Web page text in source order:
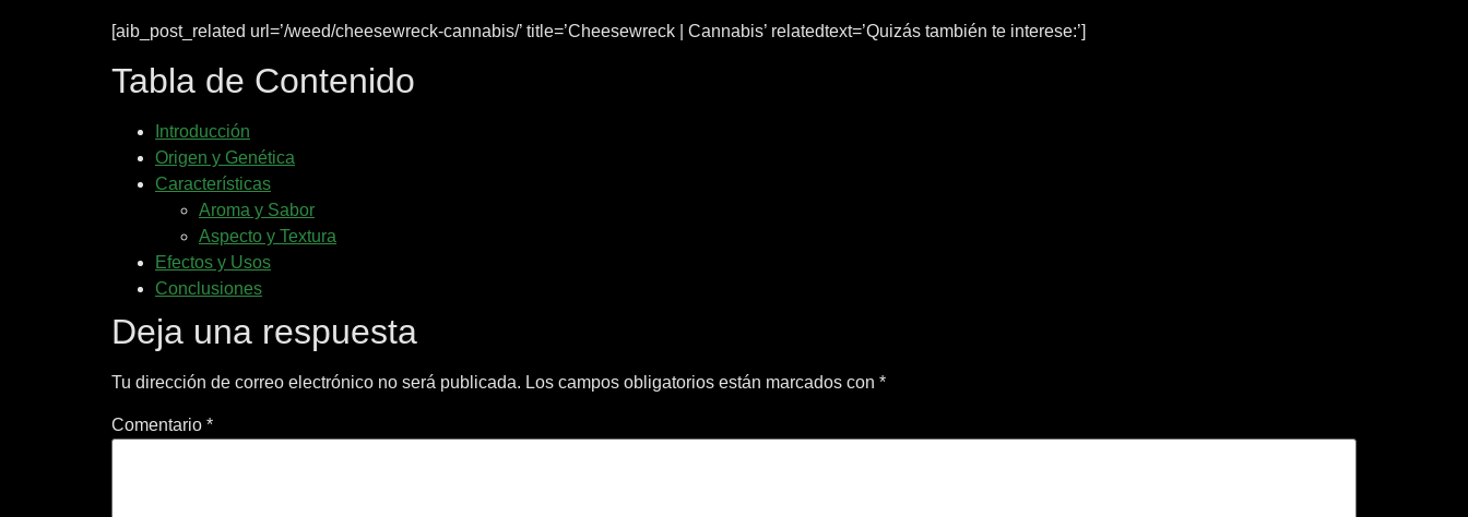
[aib_post_related url=’/weed/cheesewreck-cannabis/’ title=’Cheesewreck | Cannabis’ relatedtext=’Quizás también te interese:’]
Tabla de Contenido
Introducción
Origen y Genética
Características
Aroma y Sabor
Aspecto y Textura
Efectos y Usos
Conclusiones
Deja una respuesta
Tu dirección de correo electrónico no será publicada. Los campos obligatorios están marcados con *
Comentario *